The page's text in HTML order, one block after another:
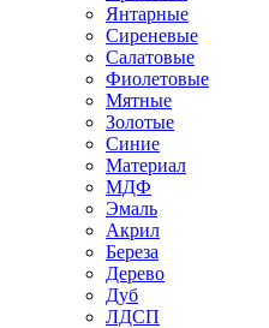
Янтарные
Сиреневые
Салатовые
Фиолетовые
Мятные
Золотые
Синие
Материал
МДФ
Эмаль
Акрил
Береза
Дерево
Дуб
ЛДСП